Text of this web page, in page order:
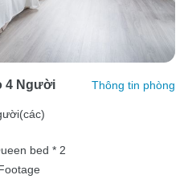
4 Người Thông tin phòng
bed * 2